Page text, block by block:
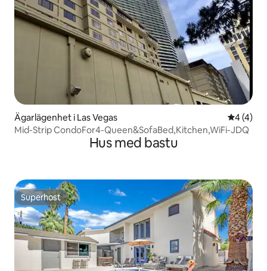
Ägarlägenhet i Las Vegas 4 av 5 i
4 (4)
Mid-Strip CondoFor4-Queen&SofaBed,Kitchen,WiFi-JDQ
Hus med bastu
Superhost
Superhost